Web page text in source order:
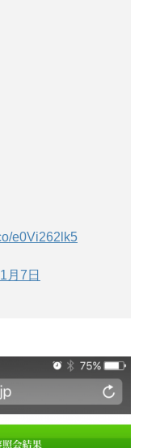
e0Vi262lk5
月7日